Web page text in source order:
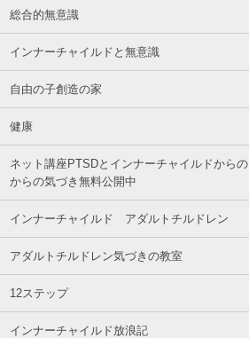
総合的無意識
インナーチャイルドと無意識
自由の子創造の家
健康
ネット講座PTSDとインナーチャイルドから
からの気づき無料公開中
インナーチャイルド アダルトチルドレン
アダルトチルドレン気づきの教室
12ステップ
インナーチャイルド放浪記